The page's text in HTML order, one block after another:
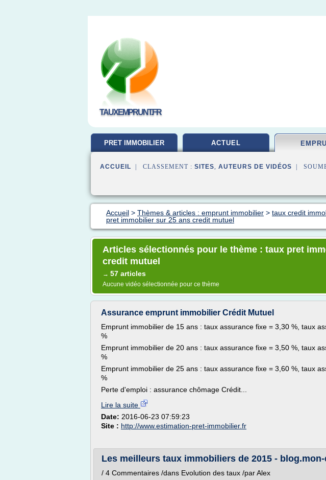
TAUXEMPRUNT.FR
PRET IMMOBILIER ACTUEL
ACCUEIL | CLASSEMENT : SITES, AUTEURS DE VIDÉOS |
Accueil > Thèmes & articles : emprunt immobilier > taux credit
pret immobilier sur 25 ans credit mutuel
Articles sélectionnés pour le thème : taux pret
credit mutuel
→ 57 articles
Aucune vidéo sélectionnée pour ce thème
Assurance emprunt immobilier Crédit Mutuel
Emprunt immobilier de 15 ans : taux assurance fixe = 3,30 %, taux
%
Emprunt immobilier de 20 ans : taux assurance fixe = 3,50 %, taux
%
Emprunt immobilier de 25 ans : taux assurance fixe = 3,60 %, taux
%
Perte d'emploi : assurance chômage Crédit...
Lire la suite
Date: 2016-06-23 07:59:23
Site : http://www.estimation-pret-immobilier.fr
Les meilleurs taux immobiliers de 2015 -
/ 4 Commentaires /dans Evolution des taux /par Alex